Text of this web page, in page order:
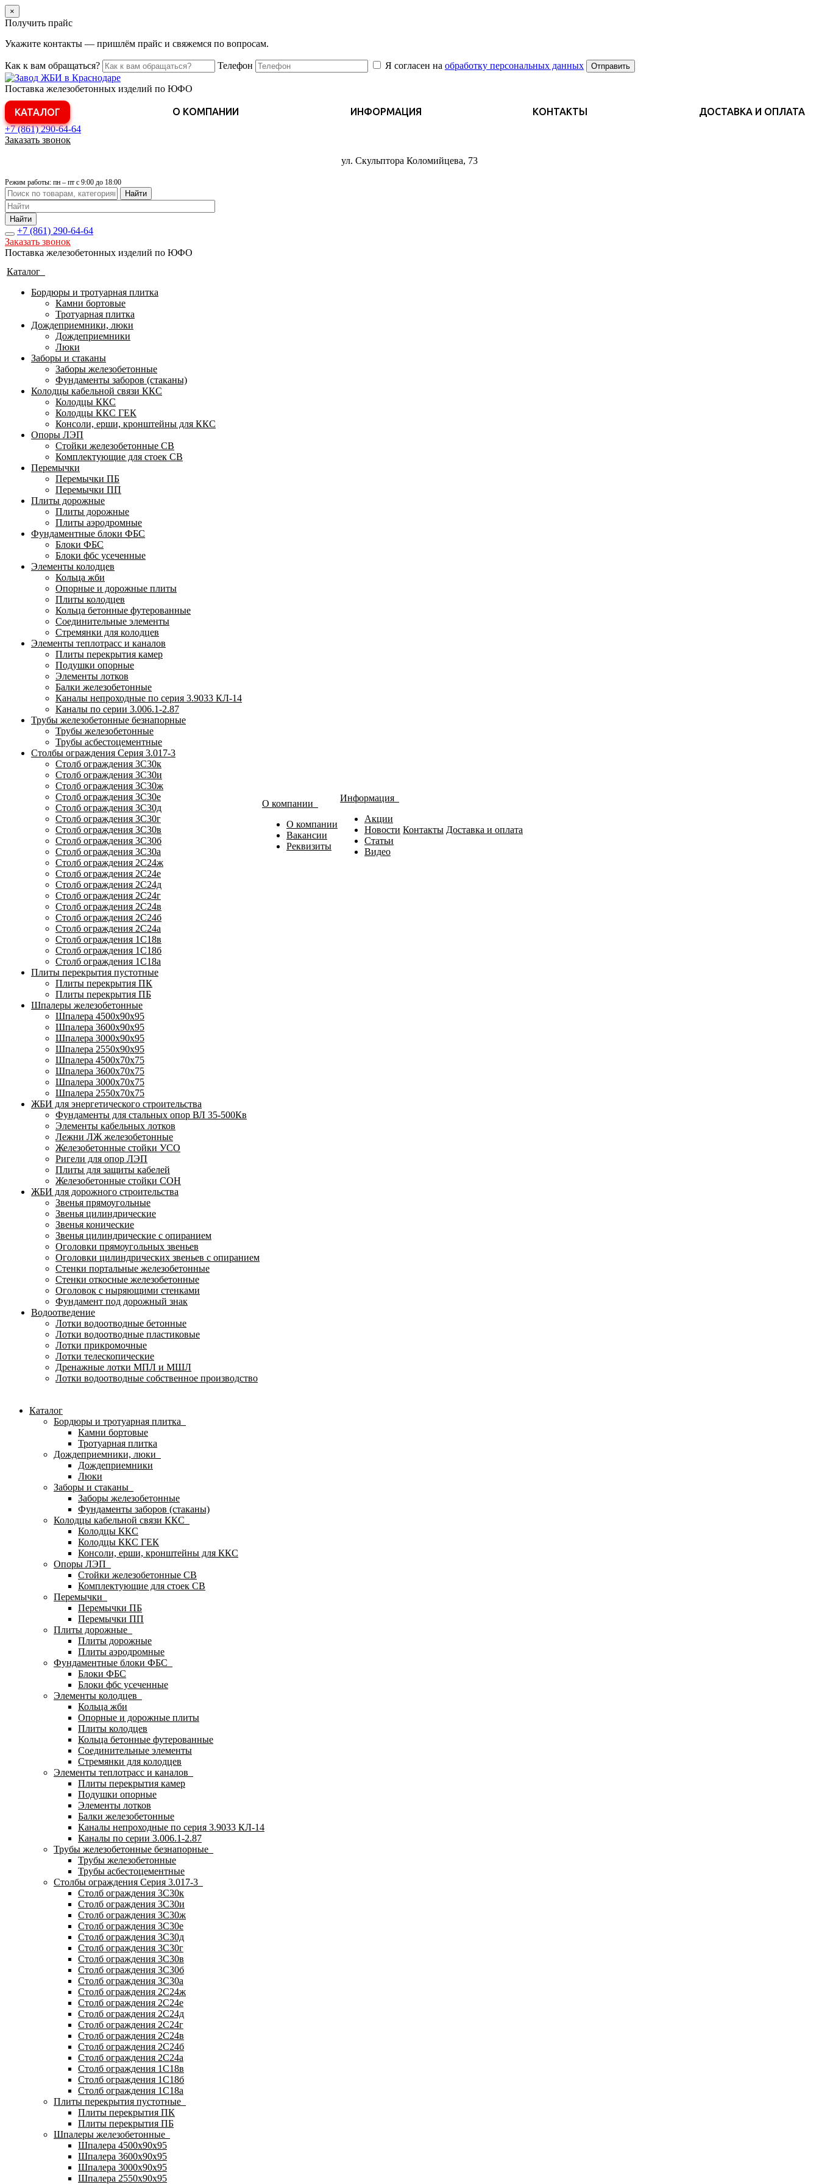
×
Получить прайс
Укажите контакты — пришлём прайс и свяжемся по вопросам.
Как к вам обращаться? Телефон Я согласен на обработку персональных данных Отправить
Поставка железобетонных изделий по ЮФО
КАТАЛОГ О КОМПАНИИ ИНФОРМАЦИЯ КОНТАКТЫ ДОСТАВКА И ОПЛАТА
+7 (861)290-64-64
Заказать звонок
ул. Скульптора Коломийцева, 73
Режим работы: пн – пт с 9:00 до 18:00
Найти
Найти
+7 (861) 290-64-64
Заказать звонок
Поставка железобетонных изделий по ЮФО
Каталог
Бордюры и тротуарная плитка
Камни бортовые
Тротуарная плитка
Дождеприемники, люки
Дождеприемники
Люки
Заборы и стаканы
Заборы железобетонные
Фундаменты заборов (стаканы)
Колодцы кабельной связи ККС
Колодцы ККС
Колодцы ККС ГЕК
Консоли, ерши, кронштейны для ККС
Опоры ЛЭП
Стойки железобетонные СВ
Комплектующие для стоек СВ
Перемычки
Перемычки ПБ
Перемычки ПП
Плиты дорожные
Плиты дорожные
Плиты аэродромные
Фундаментные блоки ФБС
Блоки ФБС
Блоки фбс усеченные
Элементы колодцев
Кольца жби
Опорные и дорожные плиты
Плиты колодцев
Кольца бетонные футерованные
Соединительные элементы
Стремянки для колодцев
Элементы теплотрасс и каналов
Плиты перекрытия камер
Подушки опорные
Элементы лотков
Балки железобетонные
Каналы непроходные по серия 3.9033 КЛ-14
Каналы по серии 3.006.1-2.87
Трубы железобетонные безнапорные
Трубы железобетонные
Трубы асбестоцементные
Столбы ограждения Серия 3.017-3
Столб ограждения 3С30к
Столб ограждения 3С30и
Столб ограждения 3С30ж
Столб ограждения 3С30е
Столб ограждения 3С30д
Столб ограждения 3С30г
Столб ограждения 3С30в
Столб ограждения 3С30б
Столб ограждения 3С30а
Столб ограждения 2С24ж
Столб ограждения 2С24е
Столб ограждения 2С24д
Столб ограждения 2С24г
Столб ограждения 2С24в
Столб ограждения 2С24б
Столб ограждения 2С24а
Столб ограждения 1С18в
Столб ограждения 1С18б
Столб ограждения 1С18а
Плиты перекрытия пустотные
Плиты перекрытия ПК
Плиты перекрытия ПБ
Шпалеры железобетонные
Шпалера 4500х90х95
Шпалера 3600х90х95
Шпалера 3000х90х95
Шпалера 2550х90х95
Шпалера 4500х70х75
Шпалера 3600х70х75
Шпалера 3000х70х75
Шпалера 2550х70х75
ЖБИ для энергетического строительства
Фундаменты для стальных опор ВЛ 35-500Кв
Элементы кабельных лотков
Лежни ЛЖ железобетонные
Железобетонные стойки УСО
Ригели для опор ЛЭП
Плиты для защиты кабелей
Железобетонные стойки СОН
ЖБИ для дорожного строительства
Звенья прямоугольные
Звенья цилиндрические
Звенья конические
Звенья цилиндрические с опиранием
Оголовки прямоугольных звеньев
Оголовки цилиндрических звеньев с опиранием
Стенки портальные железобетонные
Стенки откосные железобетонные
Оголовок с ныряющими стенками
Фундамент под дорожный знак
Водоотведение
Лотки водоотводные бетонные
Лотки водоотводные пластиковые
Лотки прикромочные
Лотки телескопические
Дренажные лотки МПЛ и МШЛ
Лотки водоотводные собственное производство
О компании
О компании
Вакансии
Реквизиты
Информация
Акции
Новости
Статьи
Видео
Контакты Доставка и оплата
Каталог
Бордюры и тротуарная плитка
Камни бортовые
Тротуарная плитка
Дождеприемники, люки
Дождеприемники
Люки
Заборы и стаканы
Заборы железобетонные
Фундаменты заборов (стаканы)
Колодцы кабельной связи ККС
Колодцы ККС
Колодцы ККС ГЕК
Консоли, ерши, кронштейны для ККС
Опоры ЛЭП
Стойки железобетонные СВ
Комплектующие для стоек СВ
Перемычки
Перемычки ПБ
Перемычки ПП
Плиты дорожные
Плиты дорожные
Плиты аэродромные
Фундаментные блоки ФБС
Блоки ФБС
Блоки фбс усеченные
Элементы колодцев
Кольца жби
Опорные и дорожные плиты
Плиты колодцев
Кольца бетонные футерованные
Соединительные элементы
Стремянки для колодцев
Элементы теплотрасс и каналов
Плиты перекрытия камер
Подушки опорные
Элементы лотков
Балки железобетонные
Каналы непроходные по серия 3.9033 КЛ-14
Каналы по серии 3.006.1-2.87
Трубы железобетонные безнапорные
Трубы железобетонные
Трубы асбестоцементные
Столбы ограждения Серия 3.017-3
Столб ограждения 3С30к
Столб ограждения 3С30и
Столб ограждения 3С30ж
Столб ограждения 3С30е
Столб ограждения 3С30д
Столб ограждения 3С30г
Столб ограждения 3С30в
Столб ограждения 3С30б
Столб ограждения 3С30а
Столб ограждения 2С24ж
Столб ограждения 2С24е
Столб ограждения 2С24д
Столб ограждения 2С24г
Столб ограждения 2С24в
Столб ограждения 2С24б
Столб ограждения 2С24а
Столб ограждения 1С18в
Столб ограждения 1С18б
Столб ограждения 1С18а
Плиты перекрытия пустотные
Плиты перекрытия ПК
Плиты перекрытия ПБ
Шпалеры железобетонные
Шпалера 4500х90х95
Шпалера 3600х90х95
Шпалера 3000х90х95
Шпалера 2550х90х95